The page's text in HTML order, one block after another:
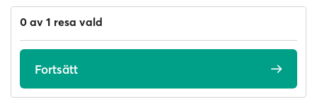
0 av 1 resa vald
Fortsätt